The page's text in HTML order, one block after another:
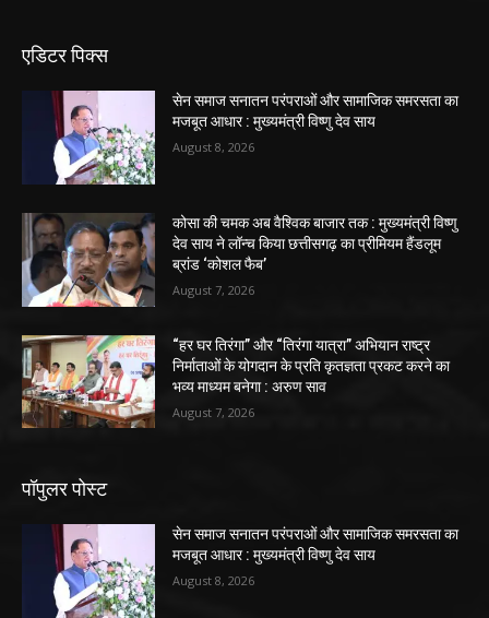
एडिटर पिक्स
सेन समाज सनातन परंपराओं और सामाजिक समरसता का
मजबूत आधार : मुख्यमंत्री विष्णु देव साय
August 8, 2026
कोसा की चमक अब वैश्विक बाजार तक : मुख्यमंत्री विष्णु
देव साय ने लॉन्च किया छत्तीसगढ़ का प्रीमियम हैंडलूम
ब्रांड ‘कोशल फैब’
August 7, 2026
“हर घर तिरंगा” और “तिरंगा यात्रा” अभियान राष्ट्र
निर्माताओं के योगदान के प्रति कृतज्ञता प्रकट करने का
भव्य माध्यम बनेगा : अरुण साव
August 7, 2026
पॉपुलर पोस्ट
सेन समाज सनातन परंपराओं और सामाजिक समरसता का
मजबूत आधार : मुख्यमंत्री विष्णु देव साय
August 8, 2026